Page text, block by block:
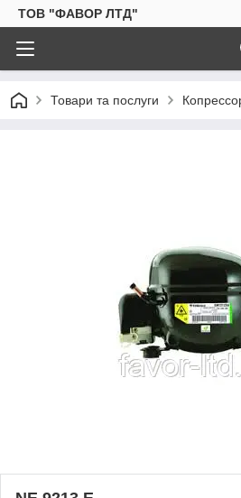
ТОВ "ФАВОР ЛТД"
Товари та послуги